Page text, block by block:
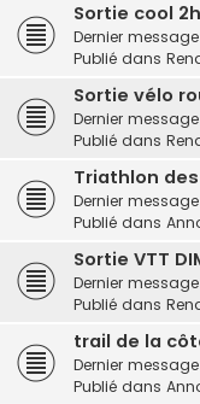
Sortie cool
Dernier
Publié dans
Sortie vélo
Dernier
Publié dans
Triathlon
Dernier
Publié dans
Sortie VTT
Dernier
Publié dans
trail de la
Dernier
Publié dans